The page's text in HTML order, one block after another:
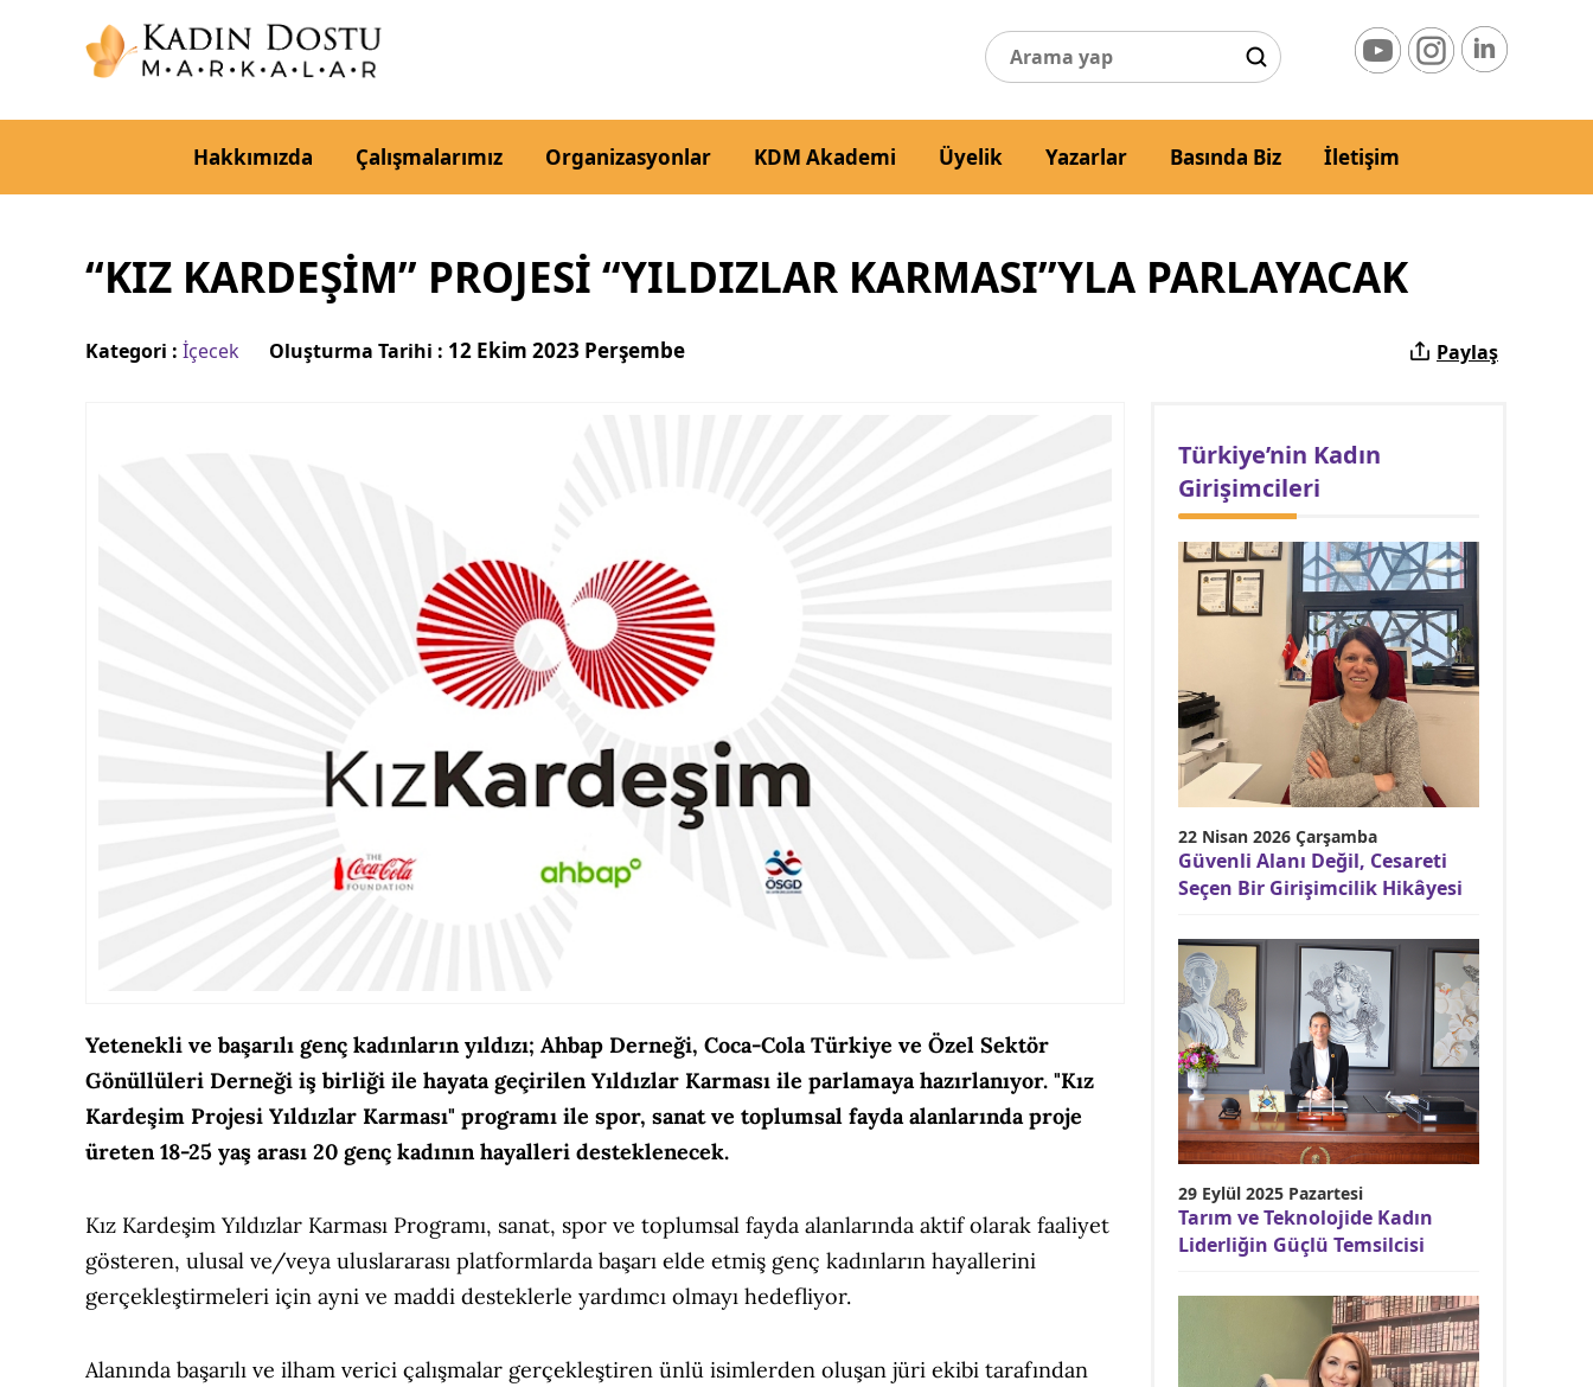
Hakkımızda Çalışmalarımız Organizasyonlar KDM Akademi Üyelik Yazarlar Basında Biz İletişim
“KIZ KARDEŞİM” PROJESİ “YILDIZLAR KARMASI”YLA PARLAYACAK
Kategori : İçecek Oluşturma Tarihi : 12 Ekim 2023 Perşembe Paylaş
Yetenekli ve başarılı genç kadınların yıldızı; Ahbap Derneği, Coca-Cola Türkiye ve Özel Sektör
Gönüllüleri Derneği iş birliği ile hayata geçirilen Yıldızlar Karması ile parlamaya hazırlanıyor. "Kız
Kardeşim Projesi Yıldızlar Karması" programı ile spor, sanat ve toplumsal fayda alanlarında proje
üreten 18-25 yaş arası 20 genç kadının hayalleri desteklenecek.
Kız Kardeşim Yıldızlar Karması Programı, sanat, spor ve toplumsal fayda alanlarında aktif olarak faaliyet
gösteren, ulusal ve/veya uluslararası platformlarda başarı elde etmiş genç kadınların hayallerini
gerçekleştirmeleri için ayni ve maddi desteklerle yardımcı olmayı hedefliyor.
Alanında başarılı ve ilham verici çalışmalar gerçekleştiren ünlü isimlerden oluşan jüri ekibi tarafından
Türkiye’nin Kadın
Girişimcileri
22 Nisan 2026 Çarşamba
Güvenli Alanı Değil, Cesareti
Seçen Bir Girişimcilik Hikâyesi
29 Eylül 2025 Pazartesi
Tarım ve Teknolojide Kadın
Liderliğin Güçlü Temsilcisi